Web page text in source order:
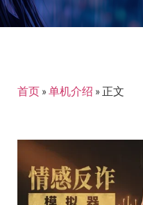
首页 »单机介绍 » 正文